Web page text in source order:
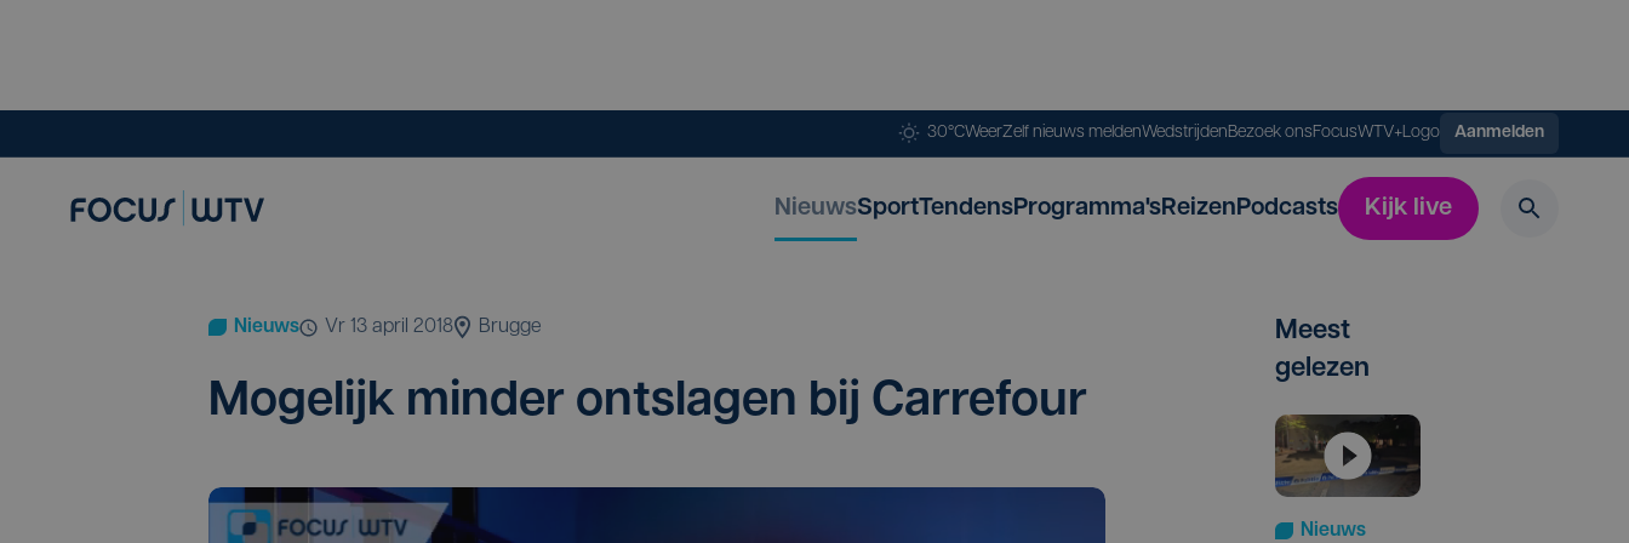
30°CWeerZelf nieuws meldenWedstrijdenBezoek onsFocusWTV+Logo Aanmelden
NieuwsSportTendensProgramma'sReizenPodcasts Kijk live
Nieuws vr 13 april 2018 Brugge
Moge­lijk min­der ont­sla­gen bij Carrefour
Meest
gelezen
Nieuws